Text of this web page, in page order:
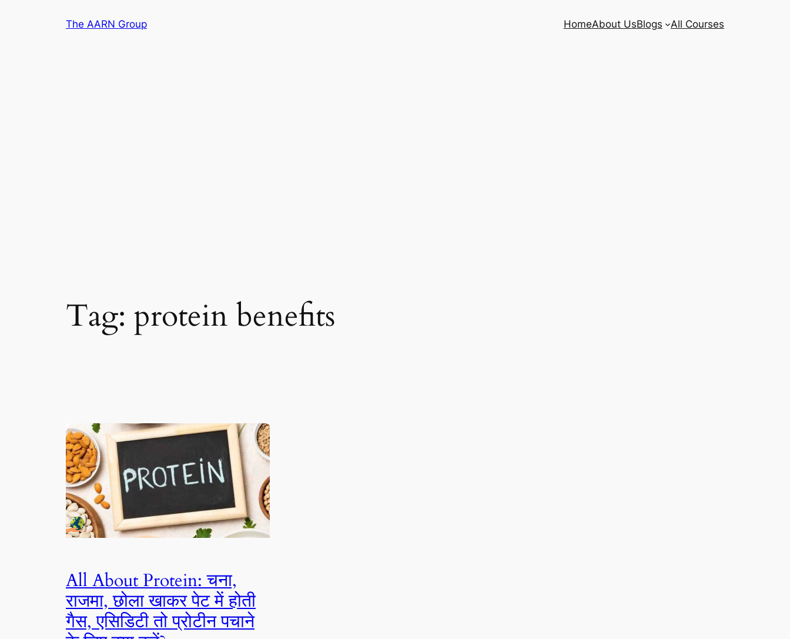
The AARN Group HomeAbout UsBlogs All Courses
Tag: protein benefits
All About Protein: चना,
राजमा, छोला खाकर पेट में होती
गैस, एसिडिटी तो प्रोटीन पचाने